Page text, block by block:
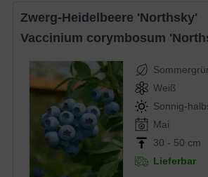
Zwerg-Heidelbeere 'Northsky'
Vaccinium corymbosum
Weiß
Sonnig-
Mai
30 - 50 cm
Lieferbar